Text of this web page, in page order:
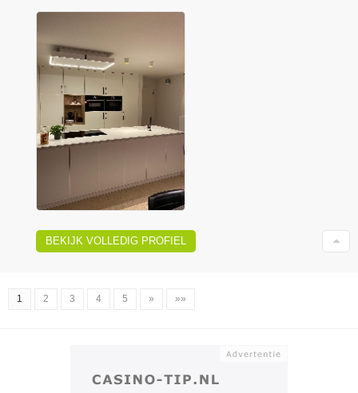
BEKIJK VOLLEDIG PROFIEL
1 2 3 4 5 » »»